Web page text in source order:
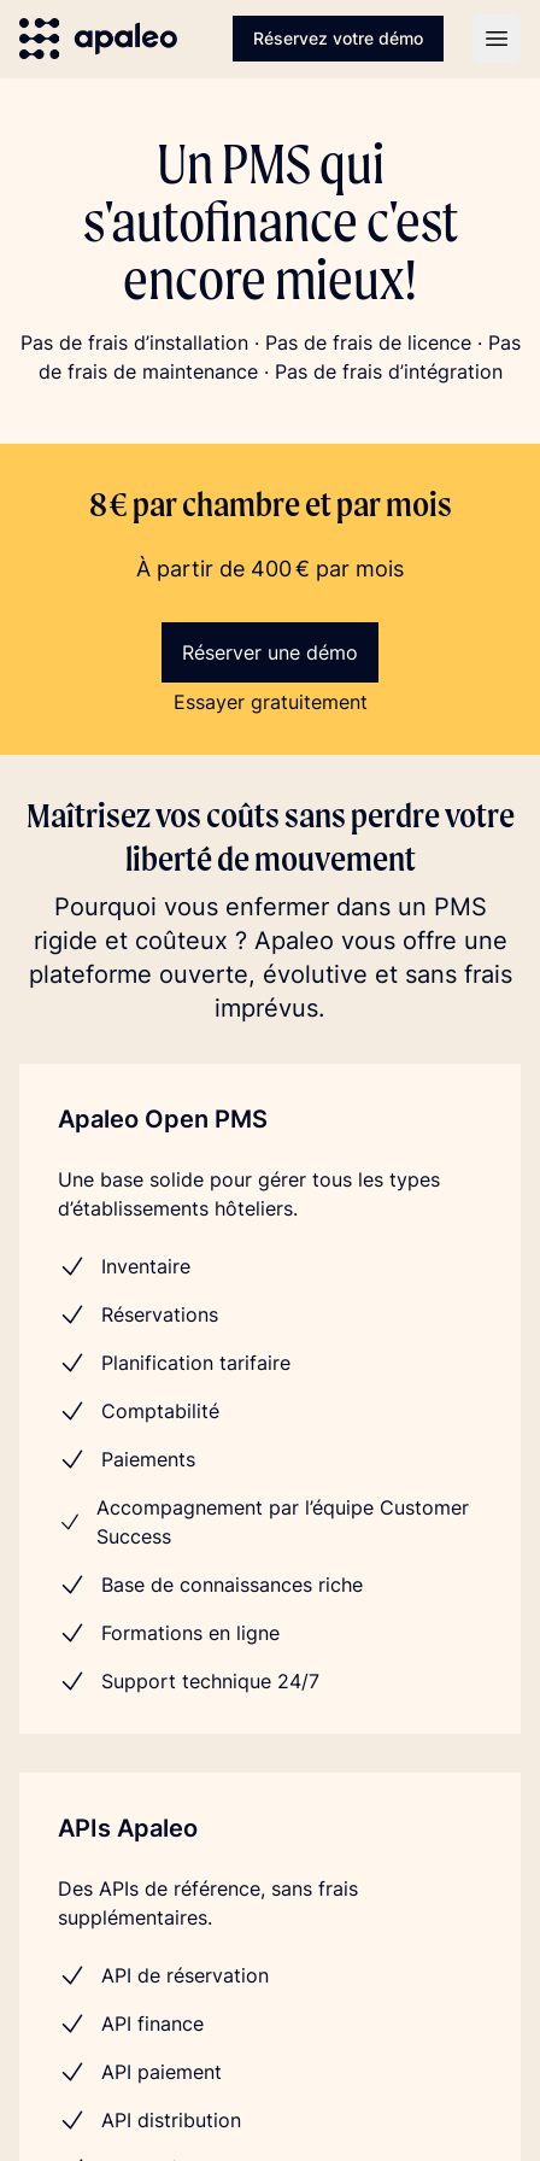
Réservez votre démo
Un PMS qui
s'autofinance c'est
encore mieux!
Pas de frais d’installation · Pas de frais de licence · Pas
de frais de maintenance · Pas de frais d’intégration
8 € par chambre et par mois
À partir de 400 € par mois
Réserver une démo
Essayer gratuitement
Maîtrisez vos coûts sans perdre votre
liberté de mouvement
Pourquoi vous enfermer dans un PMS
rigide et coûteux ? Apaleo vous offre une
plateforme ouverte, évolutive et sans frais
imprévus.
Apaleo Open PMS
Une base solide pour gérer tous les types
d’établissements hôteliers.
Inventaire
Réservations
Planification tarifaire
Comptabilité
Paiements
Accompagnement par l’équipe Customer
Success
Base de connaissances riche
Formations en ligne
Support technique 24/7
APIs Apaleo
Des APIs de référence, sans frais
supplémentaires.
API de réservation
API finance
API paiement
API distribution